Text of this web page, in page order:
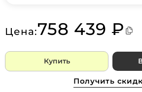
Цена:758 439 ₽
Купить
Получить